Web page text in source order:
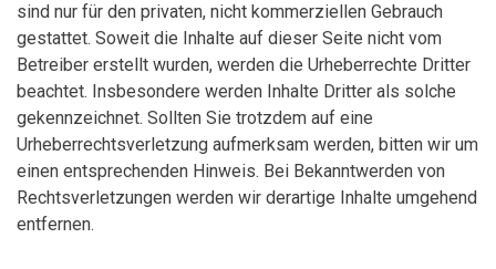
sind nur für den privaten, nicht kommerziellen Gebrauch
gestattet. Soweit die Inhalte auf dieser Seite nicht vom
Betreiber erstellt wurden, werden die Urheberrechte Dritter
beachtet. Insbesondere werden Inhalte Dritter als solche
gekennzeichnet. Sollten Sie trotzdem auf eine
Urheberrechtsverletzung aufmerksam werden, bitten wir um
einen entsprechenden Hinweis. Bei Bekanntwerden von
Rechtsverletzungen werden wir derartige Inhalte umgehend
entfernen.